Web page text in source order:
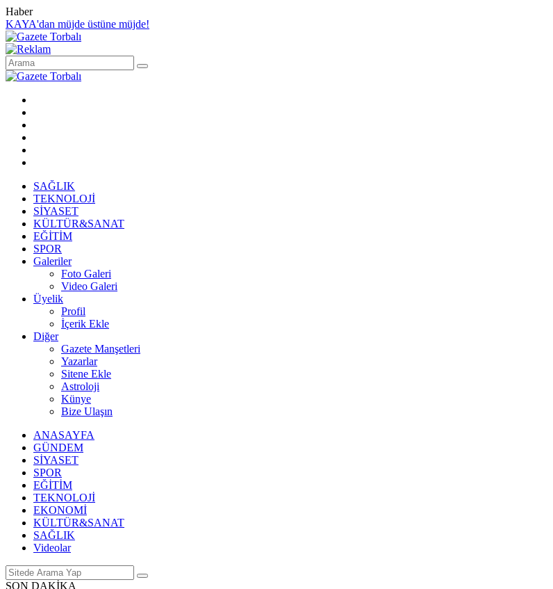
Haber
KAYA'dan müjde üstüne müjde!
SAĞLIK
TEKNOLOJİ
SİYASET
KÜLTÜR&SANAT
EĞİTİM
SPOR
Galeriler
Foto Galeri
Video Galeri
Üyelik
Profil
İçerik Ekle
Diğer
Gazete Manşetleri
Yazarlar
Sitene Ekle
Astroloji
Künye
Bize Ulaşın
ANASAYFA
GÜNDEM
SİYASET
SPOR
EĞİTİM
TEKNOLOJİ
EKONOMİ
KÜLTÜR&SANAT
SAĞLIK
Videolar
SON DAKİKA